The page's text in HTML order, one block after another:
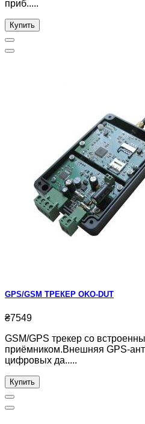
приб.....
Купить
GPS/GSM ТРЕКЕР OKO-DUT
₴7549
GSM/GPS трекер со
приёмником.Внешняя GPS-
цифровых да.....
Купить